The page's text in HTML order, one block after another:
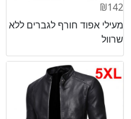
₪142
מעילי אפוד חורף לגברים ללא
שרוול